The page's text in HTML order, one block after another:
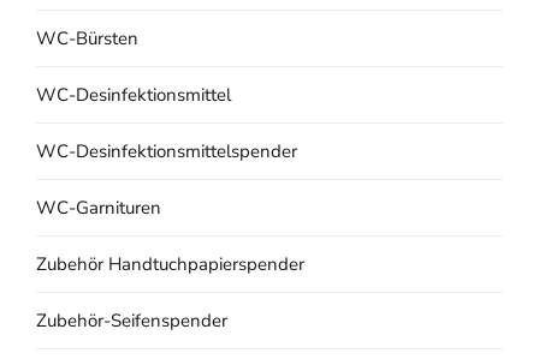
WC-Bürsten
WC-Desinfektionsmittel
WC-Desinfektionsmittelspender
WC-Garnituren
Zubehör Handtuchpapierspender
Zubehör-Seifenspender